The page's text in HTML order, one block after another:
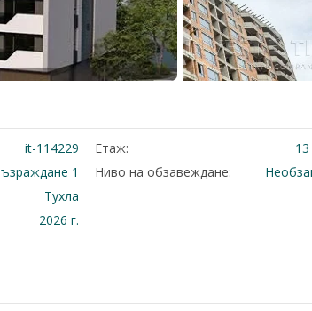
it-114229
1
Тухла
2026 г.
Етаж:
Ниво на обзавеждане: